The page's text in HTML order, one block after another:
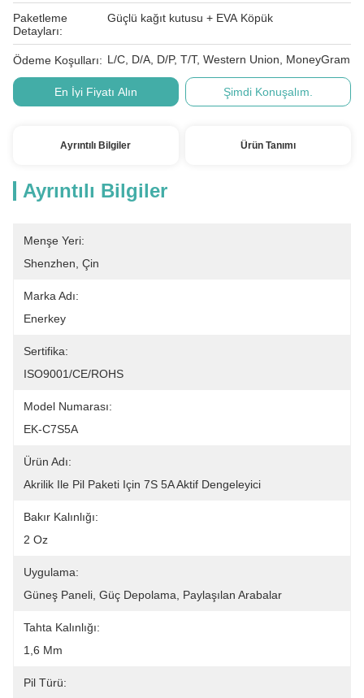
Paketleme
Detayları:
Güçlü kağıt kutusu + EVA Köpük
Ödeme Koşulları: L/C, D/A, D/P, T/T, Western Union, MoneyGram
En İyi Fiyatı Alın Şimdi Konuşalım.
Ayrıntılı Bilgiler Ürün Tanımı
Ayrıntılı Bilgiler
Menşe Yeri:
Shenzhen, Çin
Marka Adı:
Enerkey
Sertifika:
ISO9001/CE/ROHS
Model Numarası:
EK-C7S5A
Ürün Adı:
Akrilik Ile Pil Paketi Için 7S 5A Aktif Dengeleyici
Bakır Kalınlığı:
2 Oz
Uygulama:
Güneş Paneli, Güç Depolama, Paylaşılan Arabalar
Tahta Kalınlığı:
1,6 Mm
Pil Türü: